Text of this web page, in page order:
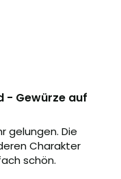
- Gewürze auf
gelungen. Die
Charakter
schön.